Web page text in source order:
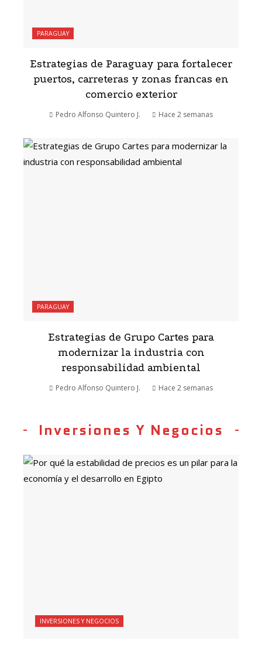
PARAGUAY
Estrategias de Paraguay para fortalecer
puertos, carreteras y zonas francas en
comercio exterior
Pedro Alfonso Quintero J. Hace 2 semanas
PARAGUAY
Estrategias de Grupo Cartes para
modernizar la industria con
responsabilidad ambiental
Pedro Alfonso Quintero J. Hace 2 semanas
Inversiones Y Negocios
INVERSIONES Y NEGOCIOS